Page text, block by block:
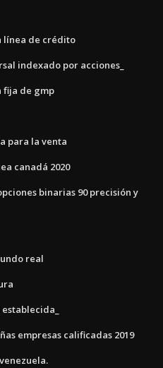
línea de crédito
indexado por acciones_
fija de gmp
para la venta
canadá 2020
binarias 90 precisión y
real
empresas calificadas 2019